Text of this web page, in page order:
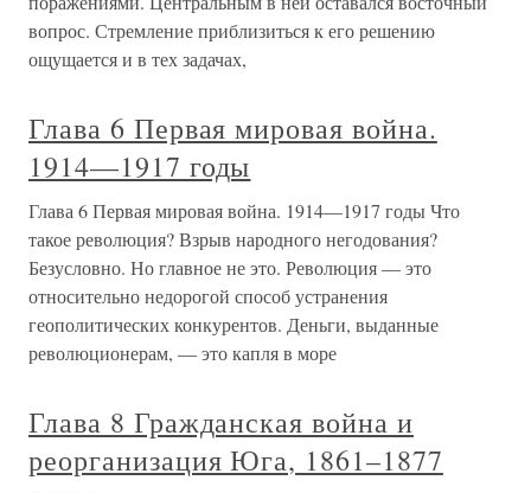
вопрос. Стремление приблизиться к его решению
ощущается и в тех задачах,
Глава 6 Первая мировая война.
1914—1917 годы
Глава 6 Первая мировая война. 1914—1917 годы Что
такое революция? Взрыв народного негодования?
Безусловно. Но главное не это. Революция — это
относительно недорогой способ устранения
геополитических конкурентов. Деньги, выданные
революционерам, — это капля в море
Глава 8 Гражданская война и
реорганизация Юга, 1861–1877